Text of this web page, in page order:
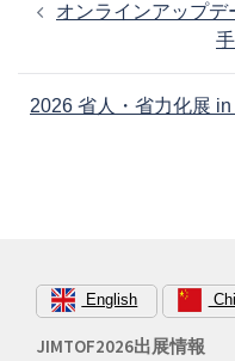
稿
ビ
ゲ
オンラインアップデ
2026 省人・省力化展
English
JIMTOF2026出展情報